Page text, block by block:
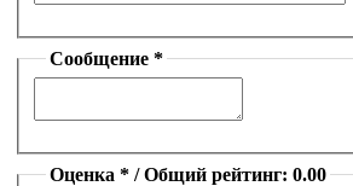
Сообщение *
Оценка * / Общий рейтинг: 0.00